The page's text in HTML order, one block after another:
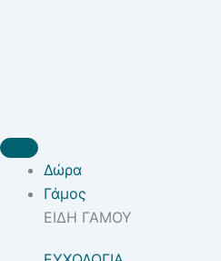
Δώρα
Γάμος
ΕΙΔΗ ΓΑΜΟΥ